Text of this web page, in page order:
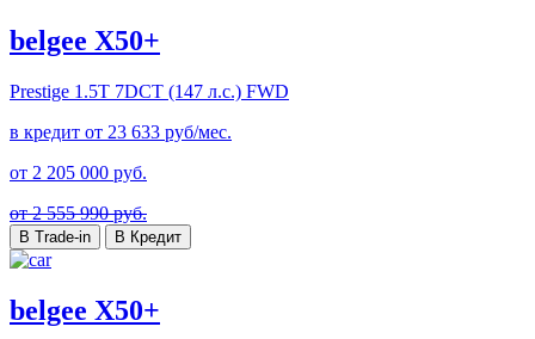
belgee X50+
Prestige 1.5T 7DCT (147 л.с.) FWD
в кредит от 23 633 руб/мес.
от 2 205 000 руб.
от 2 555 990 руб.
В Trade-in В Кредит
belgee X50+